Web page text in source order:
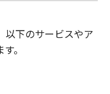
以下のサービスやア
。